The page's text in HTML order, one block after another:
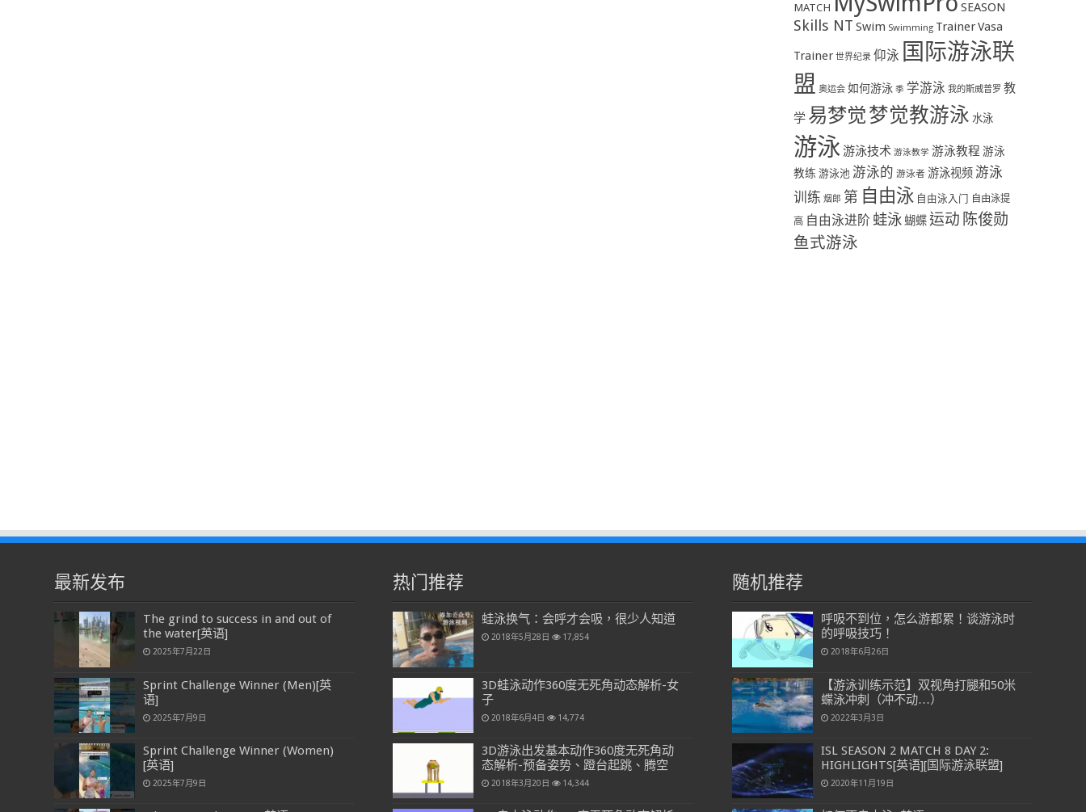
MATCH SEASON
Skills NT Swim Swimming TrainerVasa
Trainer 世界纪录 仰泳 国际游泳联
盟 奥运会 如何游泳 季 学游泳 我的斯威普罗 教
学 易梦觉梦觉教游泳 水泳
游泳游泳技术 游泳教学 游泳教程 游泳
教练 游泳池 游泳的 游泳者 游泳视频 游泳
训练 烟郎 第 自由泳 自由泳入门 自由泳提
高 自由泳进阶 蛙泳蝴蝶运动 陈俊勋
鱼式游泳
最新发布
The grind to success in and out of
the water[英语]
2025年7月22日
Sprint Challenge Winner (Men)[英
语]
2025年7月9日
Sprint Challenge Winner (Women)
[英语]
2025年7月9日
热门推荐
蛙泳换气：会呼才会吸，很少人知道
2018年5月28日 17,854
3D蛙泳动作360度无死角动态解析-女
子
2018年6月4日 14,774
3D游泳出发基本动作360度无死角动
态解析-预备姿势、蹬台起跳、腾空
2018年3月20日 14,344
随机推荐
呼吸不到位，怎么游都累！谈游泳时
的呼吸技巧！
2018年6月26日
【游泳训练示范】双视角打腿和50米
蝶泳冲刺（冲不动…）
2022年3月3日
ISL SEASON 2 MATCH 8 DAY 2:
HIGHLIGHTS[英语][国际游泳联盟]
2020年11月19日